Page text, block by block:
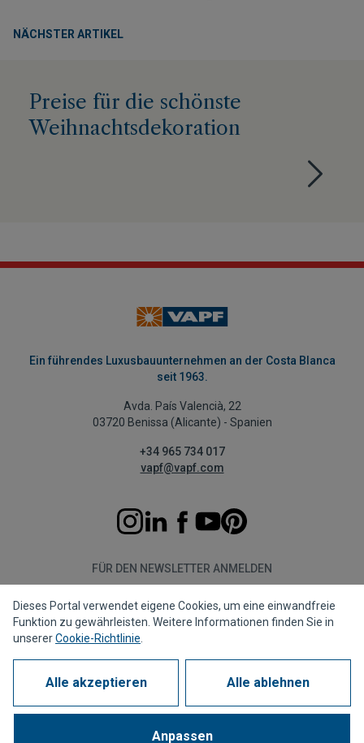
NÄCHSTER ARTIKEL
Preise für die schönste
Weihnachtsdekoration
Ein führendes Luxusbauunternehmen an der Costa Blanca
seit 1963.
Avda. País Valencià, 22
03720 Benissa (Alicante) - Spanien
+34 965 734 017
vapf@vapf.com
FÜR DEN NEWSLETTER ANMELDEN
Abonnieren
Datenschutzrichtlinie Cookie-RichtlinieRechtshinweis
MeldekanalCorporate compliance
1963 - 2026 © Alle Rechte vorbehalten
Dieses Portal verwendet eigene Cookies, um eine einwandfreie
Funktion zu gewährleisten. Weitere Informationen finden Sie in
unsererCookie-Richtlinie
Alle akzeptieren Alle ablehnen
Anpassen